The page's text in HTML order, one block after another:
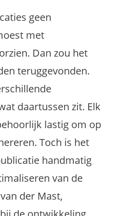
geen
met
Dan zou het
teruggevonden.
daartussen zit. Elk
lastig om op
Toch is het
handmatig
van de
der Mast,